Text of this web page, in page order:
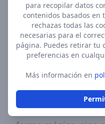
para recopilar datos
contenidos basados en
rechazas todas las
necesarias para el
página. Puedes retirar tu
preferencias en
Más información en
Benzodiacepinas:
ocasiones para
síntomas
limitarse a
riesgo de
Es esencial
medicamentos no
¿Buscas